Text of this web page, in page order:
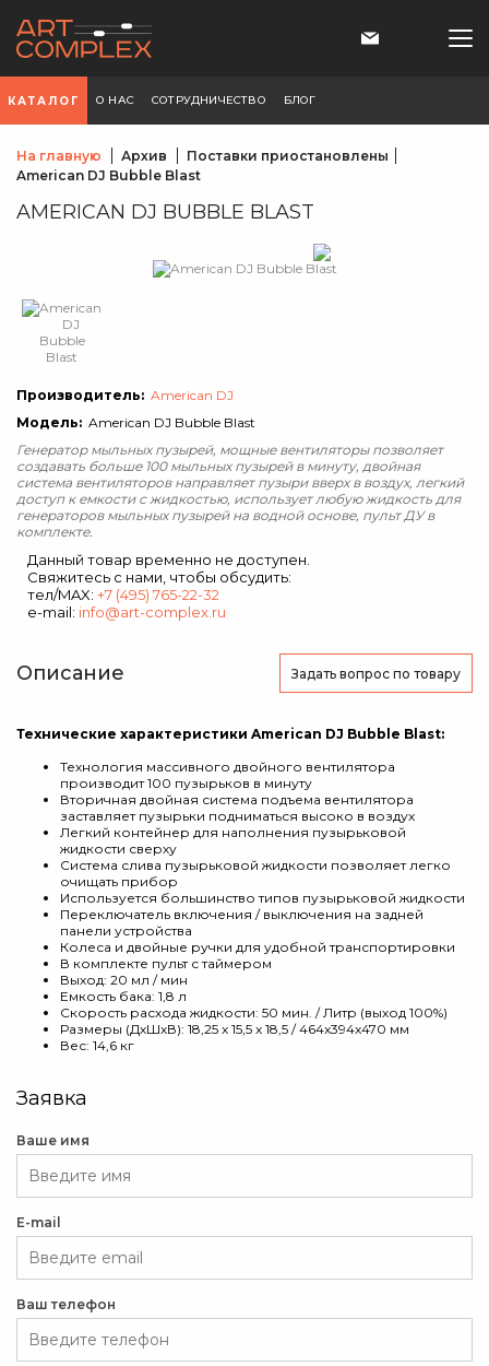
КАТАЛОГ О НАС СОТРУДНИЧЕСТВО БЛОГ
На главную Архив
Поставки приостановлены
American DJ Bubble Blast
AMERICAN DJ BUBBLE BLAST
Производитель: American DJ
Модель: American DJ Bubble Blast
Генератор мыльных пузырей, мощные вентиляторы позволяет
создавать больше 100 мыльных пузырей в минуту, двойная
система вентиляторов направляет пузыри вверх в воздух, легкий
доступ к емкости с жидкостью, использует любую жидкость для
генераторов мыльных пузырей на водной основе, пульт ДУ в
комплекте.
Данный товар временно не доступен.
Свяжитесь с нами, чтобы обсудить:
тел/MAX: +7 (495) 765-22-32
e-mail: info@art-complex.ru
Описание Задать вопрос по товару
Технические характеристики American DJ Bubble Blast:
Технология массивного двойного вентилятора
производит 100 пузырьков в минуту
Вторичная двойная система подъема вентилятора
заставляет пузырьки подниматься высоко в воздух
Легкий контейнер для наполнения пузырьковой
жидкости сверху
Система слива пузырьковой жидкости позволяет легко
очищать прибор
Используется большинство типов пузырьковой жидкости
Переключатель включения / выключения на задней
панели устройства
Колеса и двойные ручки для удобной транспортировки
В комплекте пульт с таймером
Выход: 20 мл / мин
Емкость бака: 1,8 л
Скорость расхода жидкости: 50 мин. / Литр (выход 100%)
Размеры (ДхШхВ): 18,25 x 15,5 x 18,5 / 464x394x470 мм
Вес: 14,6 кг
Заявка
Ваше имя
E-mail
Ваш телефон